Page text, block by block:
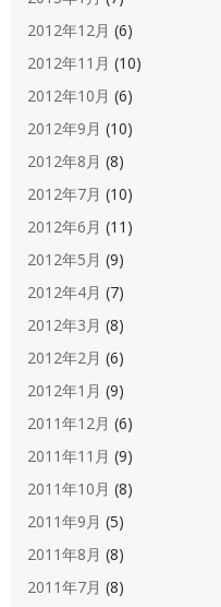
2012年12月 (6)
2012年11月 (10)
2012年10月 (6)
2012年9月 (10)
2012年8月 (8)
2012年7月 (10)
2012年6月 (11)
2012年5月 (9)
2012年4月 (7)
2012年3月 (8)
2012年2月 (6)
2012年1月 (9)
2011年12月 (6)
2011年11月 (9)
2011年10月 (8)
2011年9月 (5)
2011年8月 (8)
2011年7月 (8)